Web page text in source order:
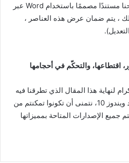
بدء دمج البريد (إذا فتحنا مستندًا مصممًا باستخدام Word عبر
، يتم ضمان عرض هذه العناصر ،
اقتطاعها، والتحكّم في أحجامها
لنهاية هذا المقال الذي تطرقنا فيه
لموضوع تحميل برنامج وورد ويندوز 10، نتمنى أن تكونوا تمكنتم من
جميع الإصدارات المتاحة بمميزاتها